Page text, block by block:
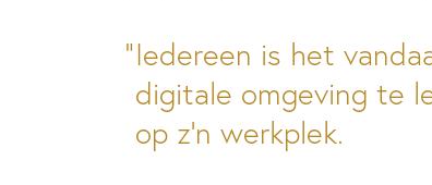
Iedereen is het
digitale omgeving te
op z’n werkplek.